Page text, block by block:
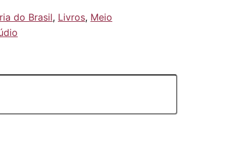
do Brasil, Livros, Meio